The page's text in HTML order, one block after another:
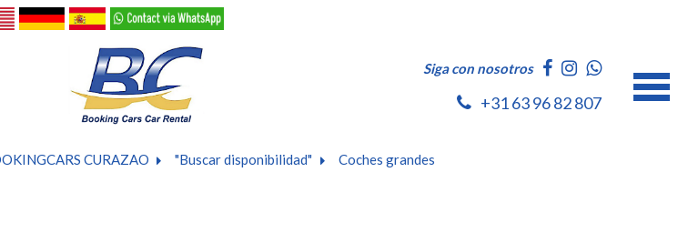
Siga con nosotros
+31 63 96 82 807
CURAZAO "Buscar disponibilidad" Coches grandes